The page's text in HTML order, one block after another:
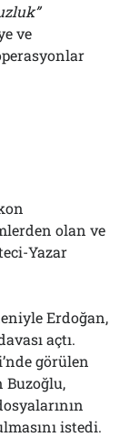
ve
olan ve
Yazar
Erdoğan,
açtı.
görülen
Buzoğlu,
istedi.